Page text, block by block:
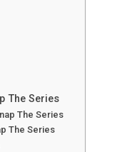
The Series
The Series
The Series